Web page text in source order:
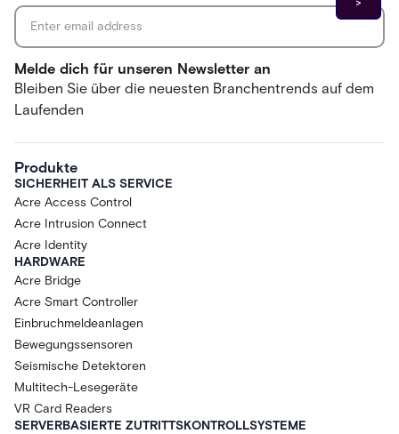
Melde dich für unseren Newsletter an
Bleiben Sie über die neuesten Branchentrends auf dem
Laufenden
Produkte
SICHERHEIT ALS SERVICE
Acre Access Control
Acre Intrusion Connect
Acre Identity
HARDWARE
Acre Bridge
Acre Smart Controller
Einbruchmeldeanlagen
Bewegungssensoren
Seismische Detektoren
Multitech-Lesegeräte
VR Card Readers
SERVERBASIERTE ZUTRITTSKONTROLLSYSTEME